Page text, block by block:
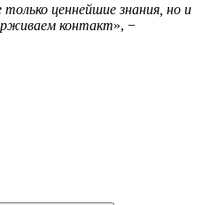
ценнейшие знания, но и
контакт», −